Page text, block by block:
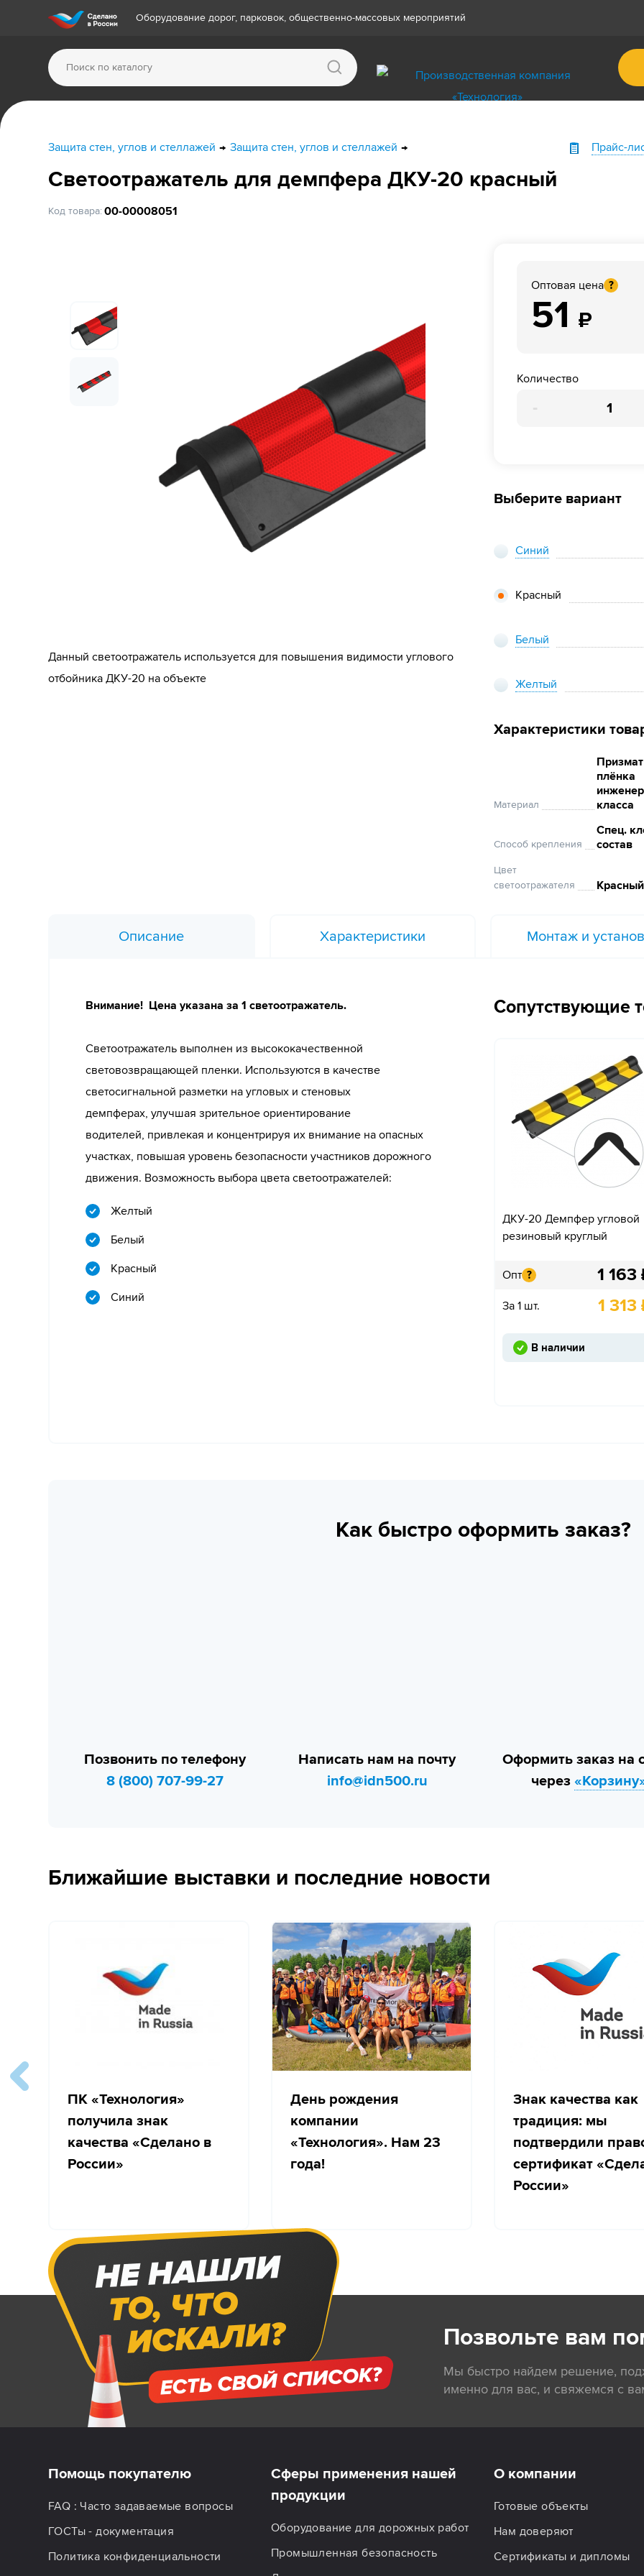
Оборудование дорог, парковок, общественно-массовых мероприятий
Защита стен, углов и стеллажей Защита стен, углов и стеллажей Прайс-
Светоотражатель для демпфера ДКУ-20 красный
Код товара: 00-00008051
Данный светоотражатель используется для повышения видимости углового
отбойника ДКУ-20 на объекте
Оптовая цена ?
51 ₽
Количество
-
Выберите вариант
Синий
Красный
Белый
Желтый
Характеристики
Материал
плёнка
класса
Способ крепления
Спец.
состав
Цвет
светоотражателя
Красный
Описание Характеристики Монтаж и
Внимание! Цена указана за 1 светоотражатель.
Светоотражатель выполнен из высококачественной
световозвращающей пленки. Используются в качестве
светосигнальной разметки на угловых и стеновых
демпферах, улучшая зрительное ориентирование
водителей, привлекая и концентрируя их внимание на опасных
участках, повышая уровень безопасности участников дорожного
движения. Возможность выбора цвета светоотражателей:
Желтый
Белый
Красный
Синий
Сопутствующие
ДКУ-20 Демпфер угловой
резиновый круглый
Опт ? 1 163
За 1 шт. 1 313
В наличии
Как быстро оформить заказ?
Позвонить по телефону
8 (800) 707-99-27
Написать нам на почту
info@idn500.ru
Оформить заказ на
через
Ближайшие выставки и последние новости
ПК «Технология»
получила знак
качества «Сделано в
России»
День рождения
компании
«Технология». Нам 23
года!
Знак качества как
традиция: мы
подтвердили
сертификат
России»
Позвольте вам
Мы быстро найдем решение,
именно для вас, и свяжемся с
Помощь покупателю
FAQ : Часто задаваемые вопросы
ГОСТы - документация
Политика конфиденциальности
Сферы применения нашей
продукции
Оборудование для дорожных работ
Промышленная безопасность
О компании
Готовые объекты
Нам доверяют
Сертификаты и дипломы